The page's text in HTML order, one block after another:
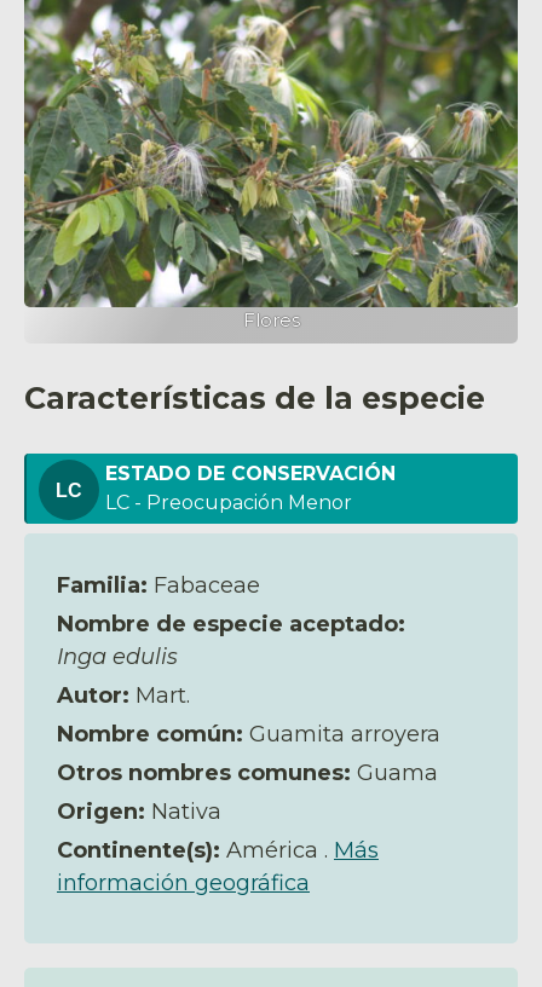
Flores
Características de la especie
ESTADO DE CONSERVACIÓN
LC - Preocupación Menor
Familia: Fabaceae
Nombre de especie aceptado:
Inga edulis
Autor: Mart.
Nombre común: Guamita arroyera
Otros nombres comunes: Guama
Origen: Nativa
Continente(s): América . Más
información geográfica